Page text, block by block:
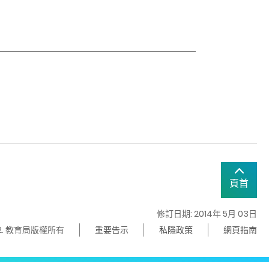
頁首
修訂日期: 2014年 5月 03日
教育局版權所有
重要告示 私隱政策 網頁指南